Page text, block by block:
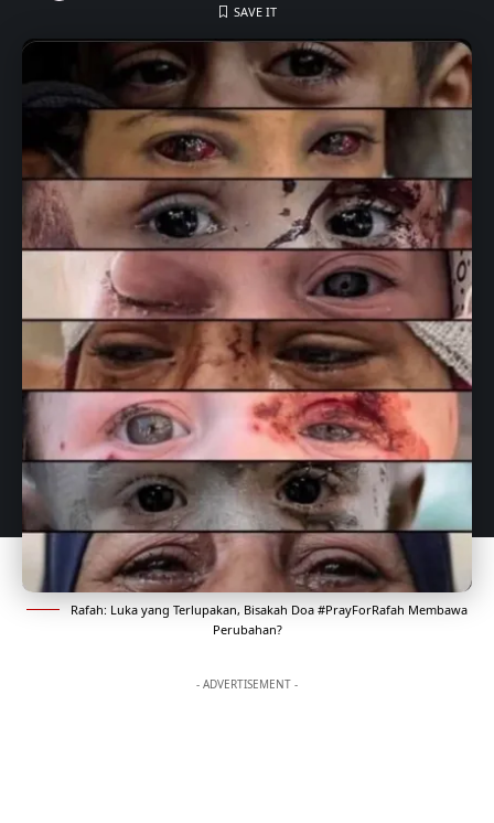
Rafah: Luka yang Terlupakan, Bisakah Doa #PrayForRafah Membawa
Perubahan?
- ADVERTISEMENT -